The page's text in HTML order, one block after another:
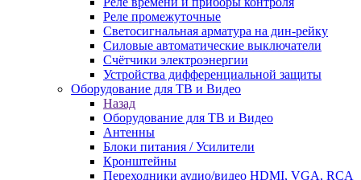
Реле промежуточные
Светосигнальная арматура на дин-рейку
Силовые автоматические выключатели
Счётчики электроэнергии
Устройства дифференциальной защиты
Оборудование для ТВ и Видео
Назад
Оборудование для ТВ и Видео
Антенны
Блоки питания / Усилители
Кронштейны
Переходники аудио/видео HDMI, VGA, RCA